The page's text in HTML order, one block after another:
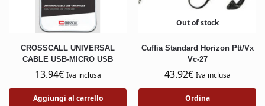
CROSSCALL UNIVERSAL
CABLE USB-MICRO USB
13.94€ Iva inclusa
Aggiungi al carrello
Out of stock
Cuffia Standard Horizon Ptt/Vx
Vc-27
43.92€ Iva inclusa
Ordina